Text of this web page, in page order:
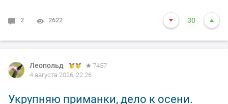
2 2622 30
Леопольд
7457
4 августа 2026, 22:26
Укрупняю приманки, дело к осени.